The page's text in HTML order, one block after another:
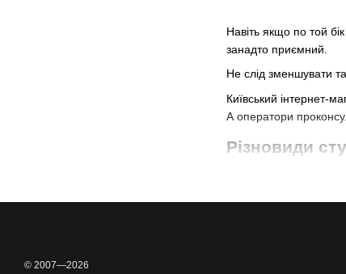
Навіть якщо по той
занадто приємний.
Не слід зменшувати
Київський інтернет-
А оператори
Різновиди
© 2007—2026